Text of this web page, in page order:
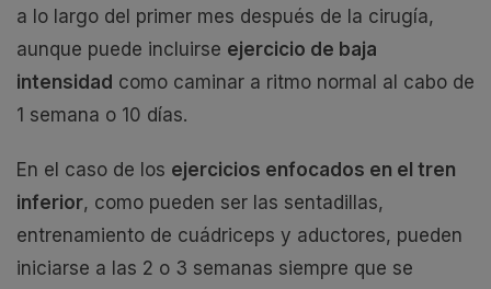
a lo largo del primer mes después de la cirugía,
aunque puede incluirse ejercicio de baja
intensidad como caminar a ritmo normal al cabo de
1 semana o 10 días.
En el caso de los ejercicios enfocados en el tren
inferior, como pueden ser las sentadillas,
entrenamiento de cuádriceps y aductores, pueden
iniciarse a las 2 o 3 semanas siempre que se